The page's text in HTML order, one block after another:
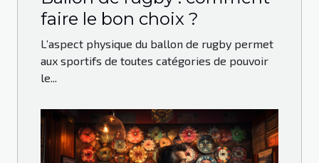
faire le bon choix ?
L’aspect physique du ballon de rugby permet
aux sportifs de toutes catégories de pouvoir
le...